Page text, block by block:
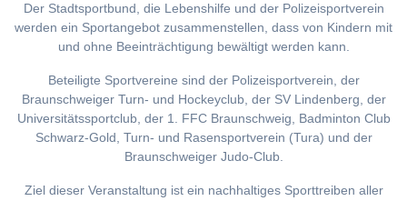
Der Stadtsportbund, die Lebenshilfe und der Polizeisportverein
werden ein Sportangebot zusammenstellen, dass von Kindern mit
und ohne Beeinträchtigung bewältigt werden kann.
Beteiligte Sportvereine sind der Polizeisportverein, der
Braunschweiger Turn- und Hockeyclub, der SV Lindenberg, der
Universitätssportclub, der 1. FFC Braunschweig, Badminton Club
Schwarz-Gold, Turn- und Rasensportverein (Tura) und der
Braunschweiger Judo-Club.
Ziel dieser Veranstaltung ist ein nachhaltiges Sporttreiben aller